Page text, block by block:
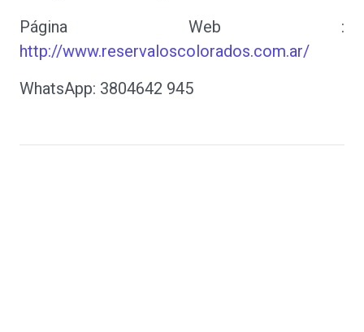
Página Web :
http://www.reservaloscolorados.com.ar/
WhatsApp: 3804642 945